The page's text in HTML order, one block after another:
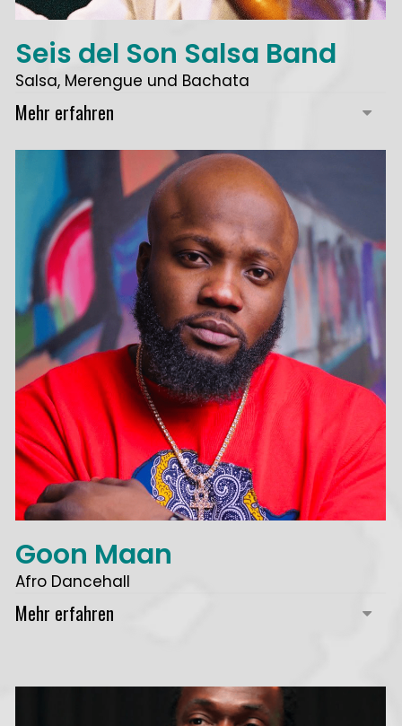
Seis del Son Salsa Band
Salsa, Merengue und Bachata
Mehr erfahren
Goon Maan
Afro Dancehall
Mehr erfahren